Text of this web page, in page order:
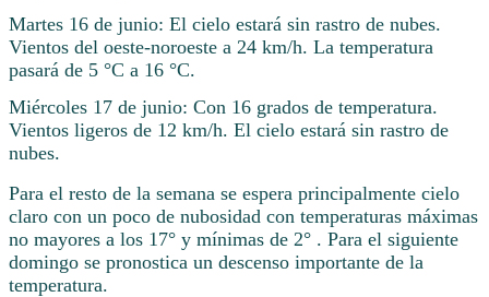
Martes 16 de junio: El cielo estará sin rastro de nubes.
Vientos del oeste-noroeste a 24 km/h. La temperatura
pasará de 5 °C a 16 °C.
Miércoles 17 de junio: Con 16 grados de temperatura.
Vientos ligeros de 12 km/h. El cielo estará sin rastro de
nubes.
Para el resto de la semana se espera principalmente cielo
claro con un poco de nubosidad con temperaturas máximas
no mayores a los 17° y mínimas de 2° . Para el siguiente
domingo se pronostica un descenso importante de la
temperatura.